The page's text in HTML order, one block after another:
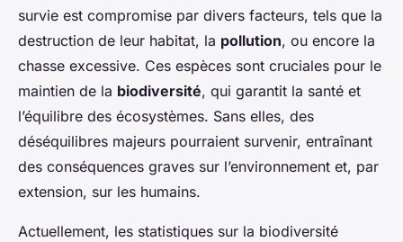
survie est compromise par divers facteurs, tels que la
destruction de leur habitat, la pollution, ou encore la
chasse excessive. Ces espèces sont cruciales pour le
maintien de la biodiversité, qui garantit la santé et
l’équilibre des écosystèmes. Sans elles, des
déséquilibres majeurs pourraient survenir, entraînant
des conséquences graves sur l’environnement et, par
extension, sur les humains.
Actuellement, les statistiques sur la biodiversité